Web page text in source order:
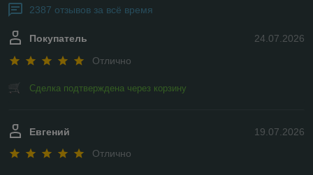
2387 отзывов за всё время
24.07.2026
Покупатель
Отлично
Сделка подтверждена через корзину
19.07.2026
Евгений
Отлично